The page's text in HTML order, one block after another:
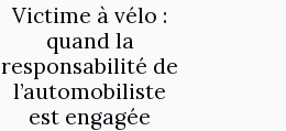
Victime à vélo :
quand la
responsabilité de
l’automobiliste
est engagée